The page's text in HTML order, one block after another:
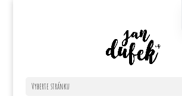
Vyberte stránku
marketing zbytečného